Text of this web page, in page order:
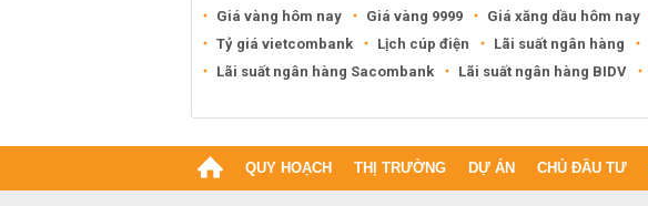
Giá vàng hôm nay Giá vàng 9999 Giá xăng dầu hôm nay
Tỷ giá vietcombank
Lịch cúp điện Lãi suất ngân hàng
Lãi suất ngân hàng Sacombank
Lãi suất ngân hàng BIDV
QUY HOẠCH THỊ TRƯỜNG DỰ ÁN CHỦ ĐẦU TƯ